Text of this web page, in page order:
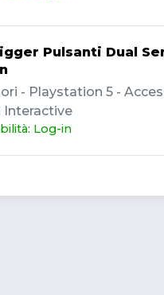
Pulsanti Dual
- Playstation 5 -
Interactive
Log-in